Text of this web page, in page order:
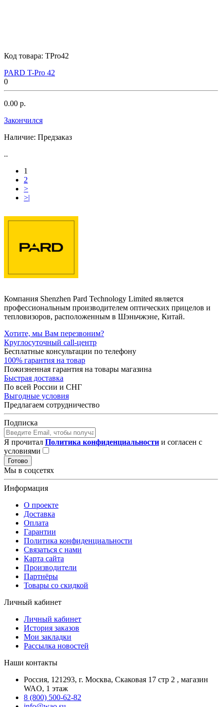
Код товара: TPro42
PARD T-Pro 42
0
0.00 р.
Закончился
Наличие: Предзаказ
..
1
2
>
>|
Компания Shenzhen Pard Technology Limited является
профессиональным производителем оптических прицелов и
тепловизоров, расположенным в Шэньчжэне, Китай.
Хотите, мы Вам перезвоним?
Круглосуточный call-центр
Бесплатные консультации по телефону
100% гарантия на товар
Пожизненная гарантия на товары магазина
Быстрая доставка
По всей России и СНГ
Выгодные условия
Предлагаем сотрудничество
Подписка
Я прочитал Политика конфиденциальности и согласен с
условиями
Готово
Мы в соцсетях
Информация
О проекте
Доставка
Оплата
Гарантии
Политика конфиденциальности
Связаться с нами
Карта сайта
Производители
Партнёры
Товары со скидкой
Личный кабинет
Личный кабинет
История заказов
Мои закладки
Рассылка новостей
Наши контакты
Россия, 121293, г. Москва, Скаковая 17 стр 2 , магазин
WAO, 1 этаж
8 (800) 500-62-82